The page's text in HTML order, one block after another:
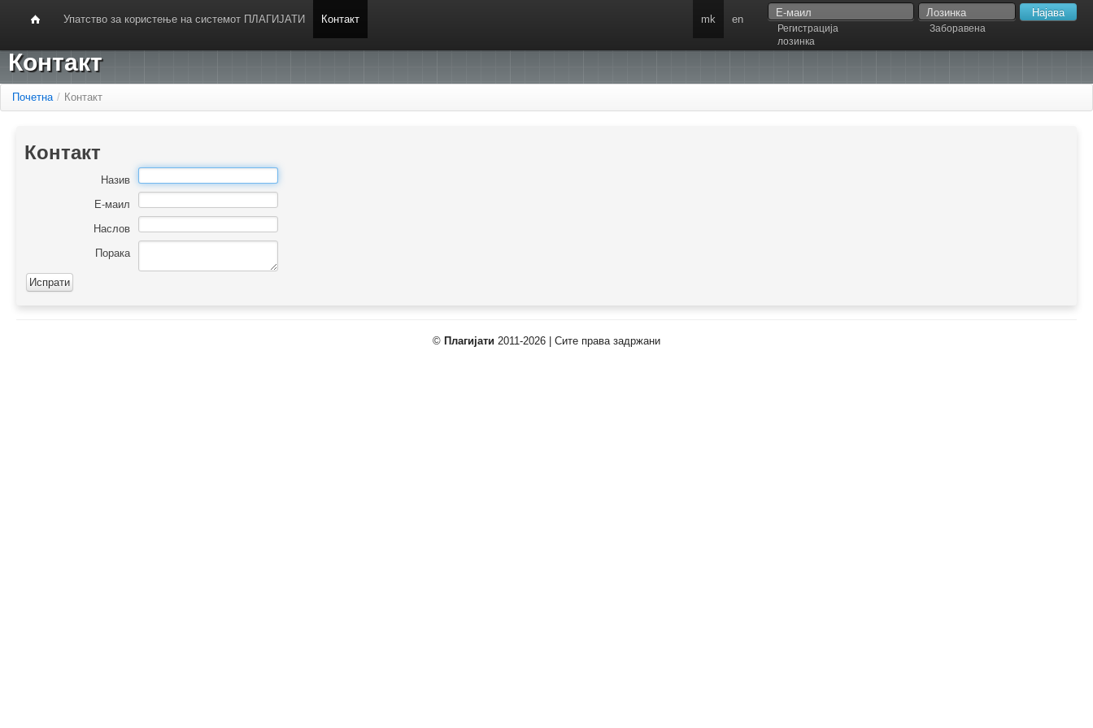
Упатство за користење на системот ПЛАГИЈАТИ Контакт
Регистрација
Заборавена
лозинка
mk en
Контакт
Почетна / Контакт
Контакт
Назив
Е-маил
Наслов
Порака
© Плагијати 2011-2026 | Сите права задржани